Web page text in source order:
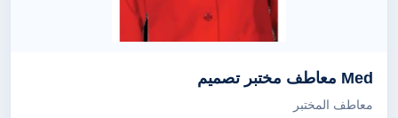
Med معاطف مختبر تصميم
معاطف المختبر